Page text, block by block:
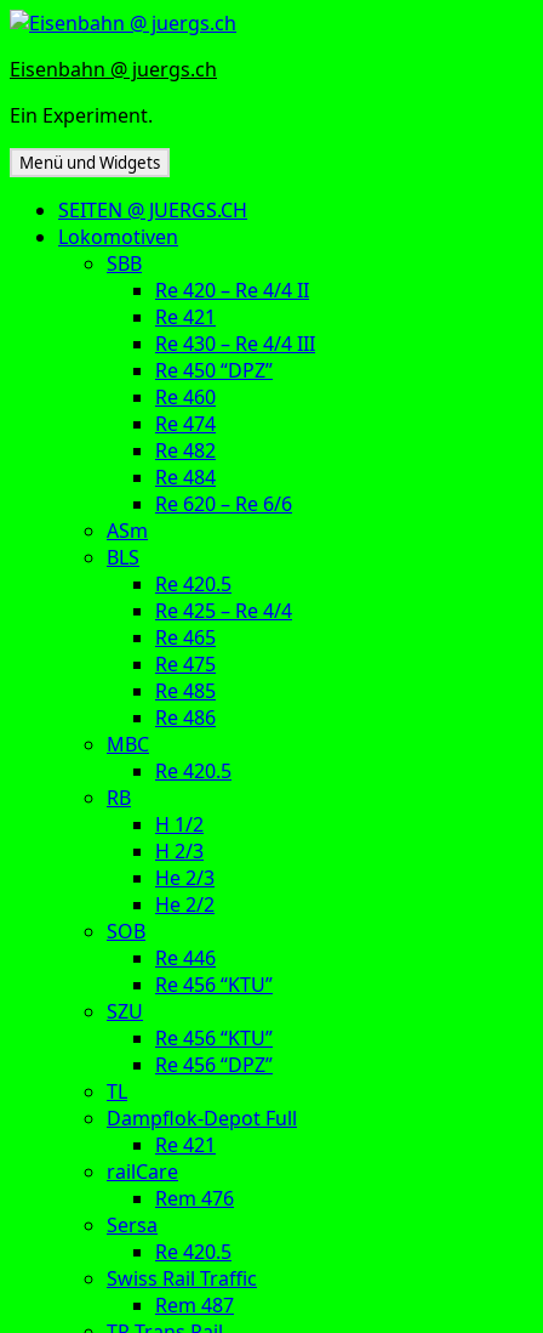
Zum
springen
Eisenbahn @ juergs.ch
Ein Experiment.
Menü und Widgets
SEITEN @ JUERGS.CH
Lokomotiven
SBB
Re 420 – Re 4/4 II
Re 421
Re 430 – Re 4/4 III
Re 450 “DPZ”
Re 460
Re 474
Re 482
Re 484
Re 620 – Re 6/6
ASm
BLS
Re 420.5
Re 425 – Re 4/4
Re 465
Re 475
Re 485
Re 486
MBC
Re 420.5
RB
H 1/2
H 2/3
He 2/3
He 2/2
SOB
Re 446
Re 456 “KTU”
SZU
Re 456 “KTU”
Re 456 “DPZ”
TL
Dampflok-Depot Full
Re 421
railCare
Rem 476
Sersa
Re 420.5
Swiss Rail Traffic
Rem 487